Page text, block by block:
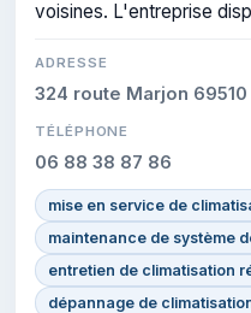
voisines. L'entreprise
ADRESSE
324 route Marjon
TÉLÉPHONE
06 88 38 87 86
mise en service de
maintenance de système
entretien de climatisation
dépannage de